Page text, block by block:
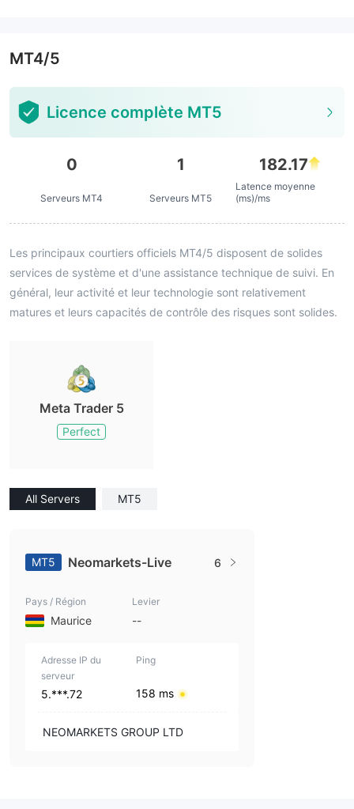
MT4/5
Licence complète MT5
0
Serveurs MT4
1
Serveurs MT5
182.17
Latence moyenne
(ms)/ms
Les principaux courtiers officiels MT4/5 disposent de solides
services de système et d'une assistance technique de suivi. En
général, leur activité et leur technologie sont relativement
matures et leurs capacités de contrôle des risques sont solides.
Meta Trader 5
Perfect
All Servers MT5
MT5 Neomarkets-Live 6
Pays / Région
Maurice
Levier
--
Adresse IP du
serveur
5.***.72
Ping
158 ms
NEOMARKETS GROUP LTD